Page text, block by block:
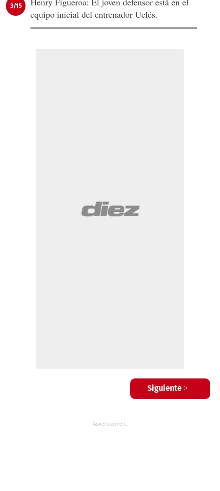
3/15
equipo inicial del entrenador Uclés.
Siguiente >